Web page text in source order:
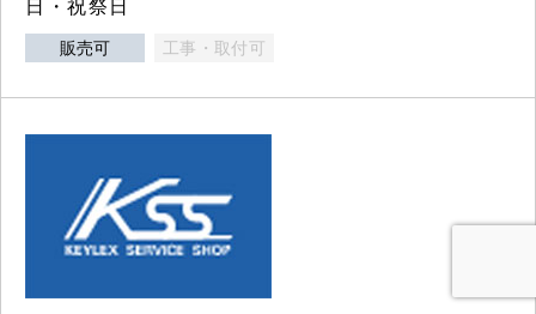
日・祝祭日
販売可 工事・取付可